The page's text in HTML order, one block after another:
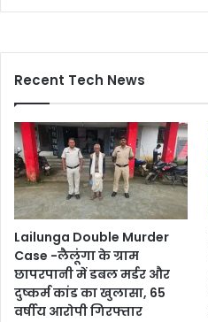
Recent Tech News
Lailunga Double Murder
Case -लैलूंगा के ग्राम
छापरपानी में डबल मर्डर और
दुष्कर्म कांड का खुलासा, 65
वर्षीय आरोपी गिरफ्तार